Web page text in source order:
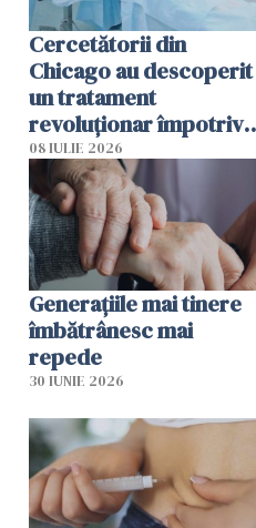
Cercetătorii din
Chicago au descoperit
un tratament
revoluționar împotriva
cancerului. Sunt
folosite chiar bacteriile
tumorale
08 IULIE 2026
Generațiile mai tinere
îmbătrânesc mai
repede
30 IUNIE 2026